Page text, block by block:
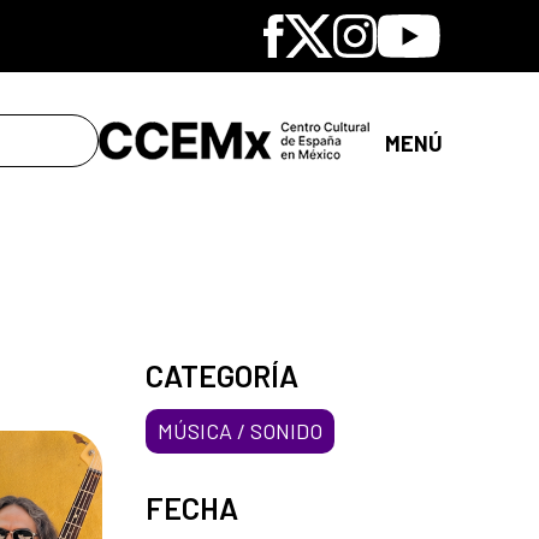
Facebook
X Instagram
Youtube
MENÚ
CATEGORÍA
MÚSICA / SONIDO
FECHA